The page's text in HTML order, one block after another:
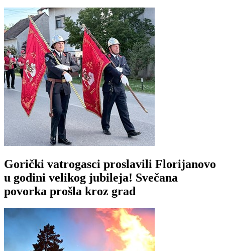
Gorički vatrogasci proslavili Florijanovo
u godini velikog jubileja! Svečana
povorka prošla kroz grad